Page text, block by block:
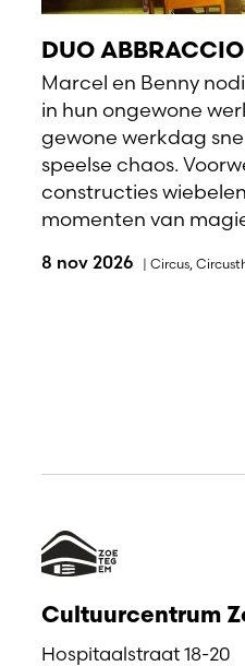
DUO
Marcel en Benny
in hun ongewone
gewone werkdag
speelse chaos.
constructies
momenten van
8 nov 2026 | Circus,
Cultuurcentrum
Hospitaalstraat 18-20